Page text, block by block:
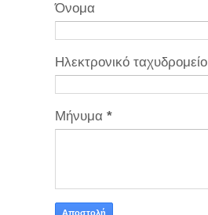
Όνομα
Ηλεκτρονικό ταχυδρομείο
Μήνυμα *